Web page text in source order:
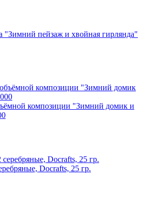
"Зимний пейзаж и хвойная гирлянда"
композиции "Зимний домик и
Docrafts, 25 гр.